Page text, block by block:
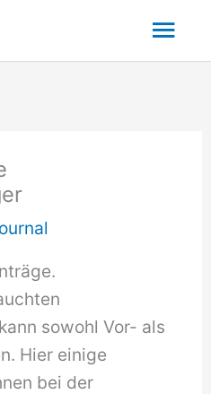
sowohl Vor- als
Hier einige
bei der